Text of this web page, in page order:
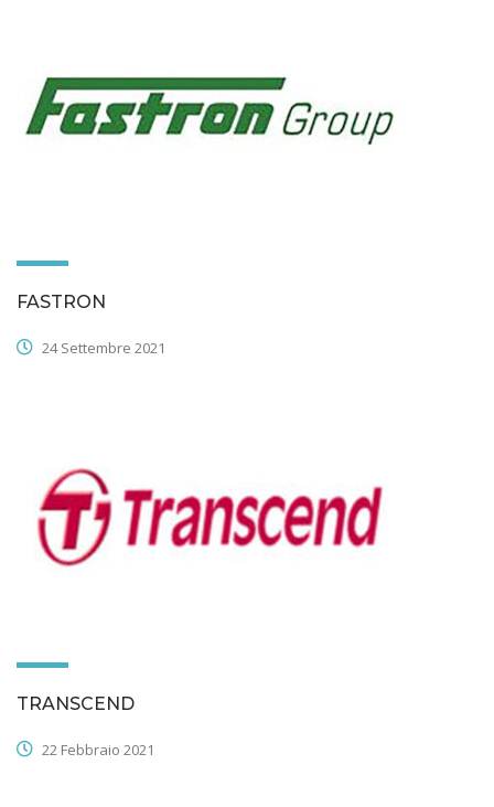
FASTRON
24 Settembre 2021
TRANSCEND
22 Febbraio 2021